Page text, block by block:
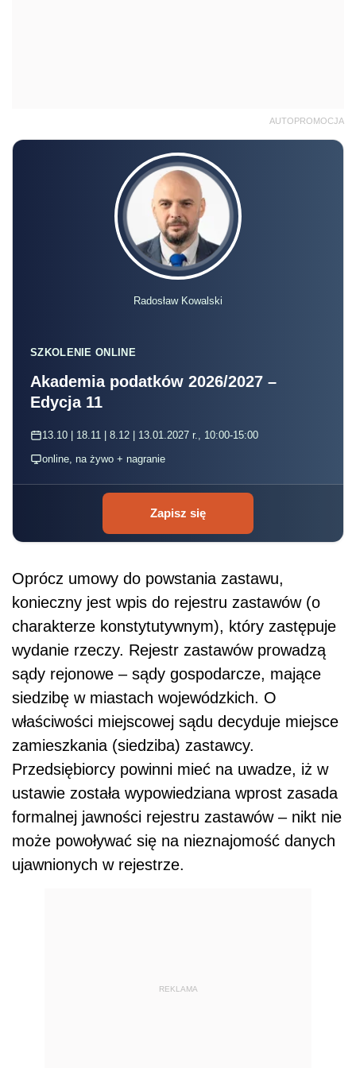
AUTOPROMOCJA
Radosław Kowalski
SZKOLENIE ONLINE
Akademia podatków 2026/2027 –
Edycja 11
13.10 | 18.11 | 8.12 | 13.01.2027 r., 10:00-15:00
online, na żywo + nagranie
Zapisz się
Oprócz umowy do powstania zastawu,
konieczny jest wpis do rejestru zastawów (o
charakterze konstytutywnym), który zastępuje
wydanie rzeczy. Rejestr zastawów prowadzą
sądy rejonowe – sądy gospodarcze, mające
siedzibę w miastach wojewódzkich. O
właściwości miejscowej sądu decyduje miejsce
zamieszkania (siedziba) zastawcy.
Przedsiębiorcy powinni mieć na uwadze, iż w
ustawie została wypowiedziana wprost zasada
formalnej jawności rejestru zastawów – nikt nie
może powoływać się na nieznajomość danych
ujawnionych w rejestrze.
REKLAMA